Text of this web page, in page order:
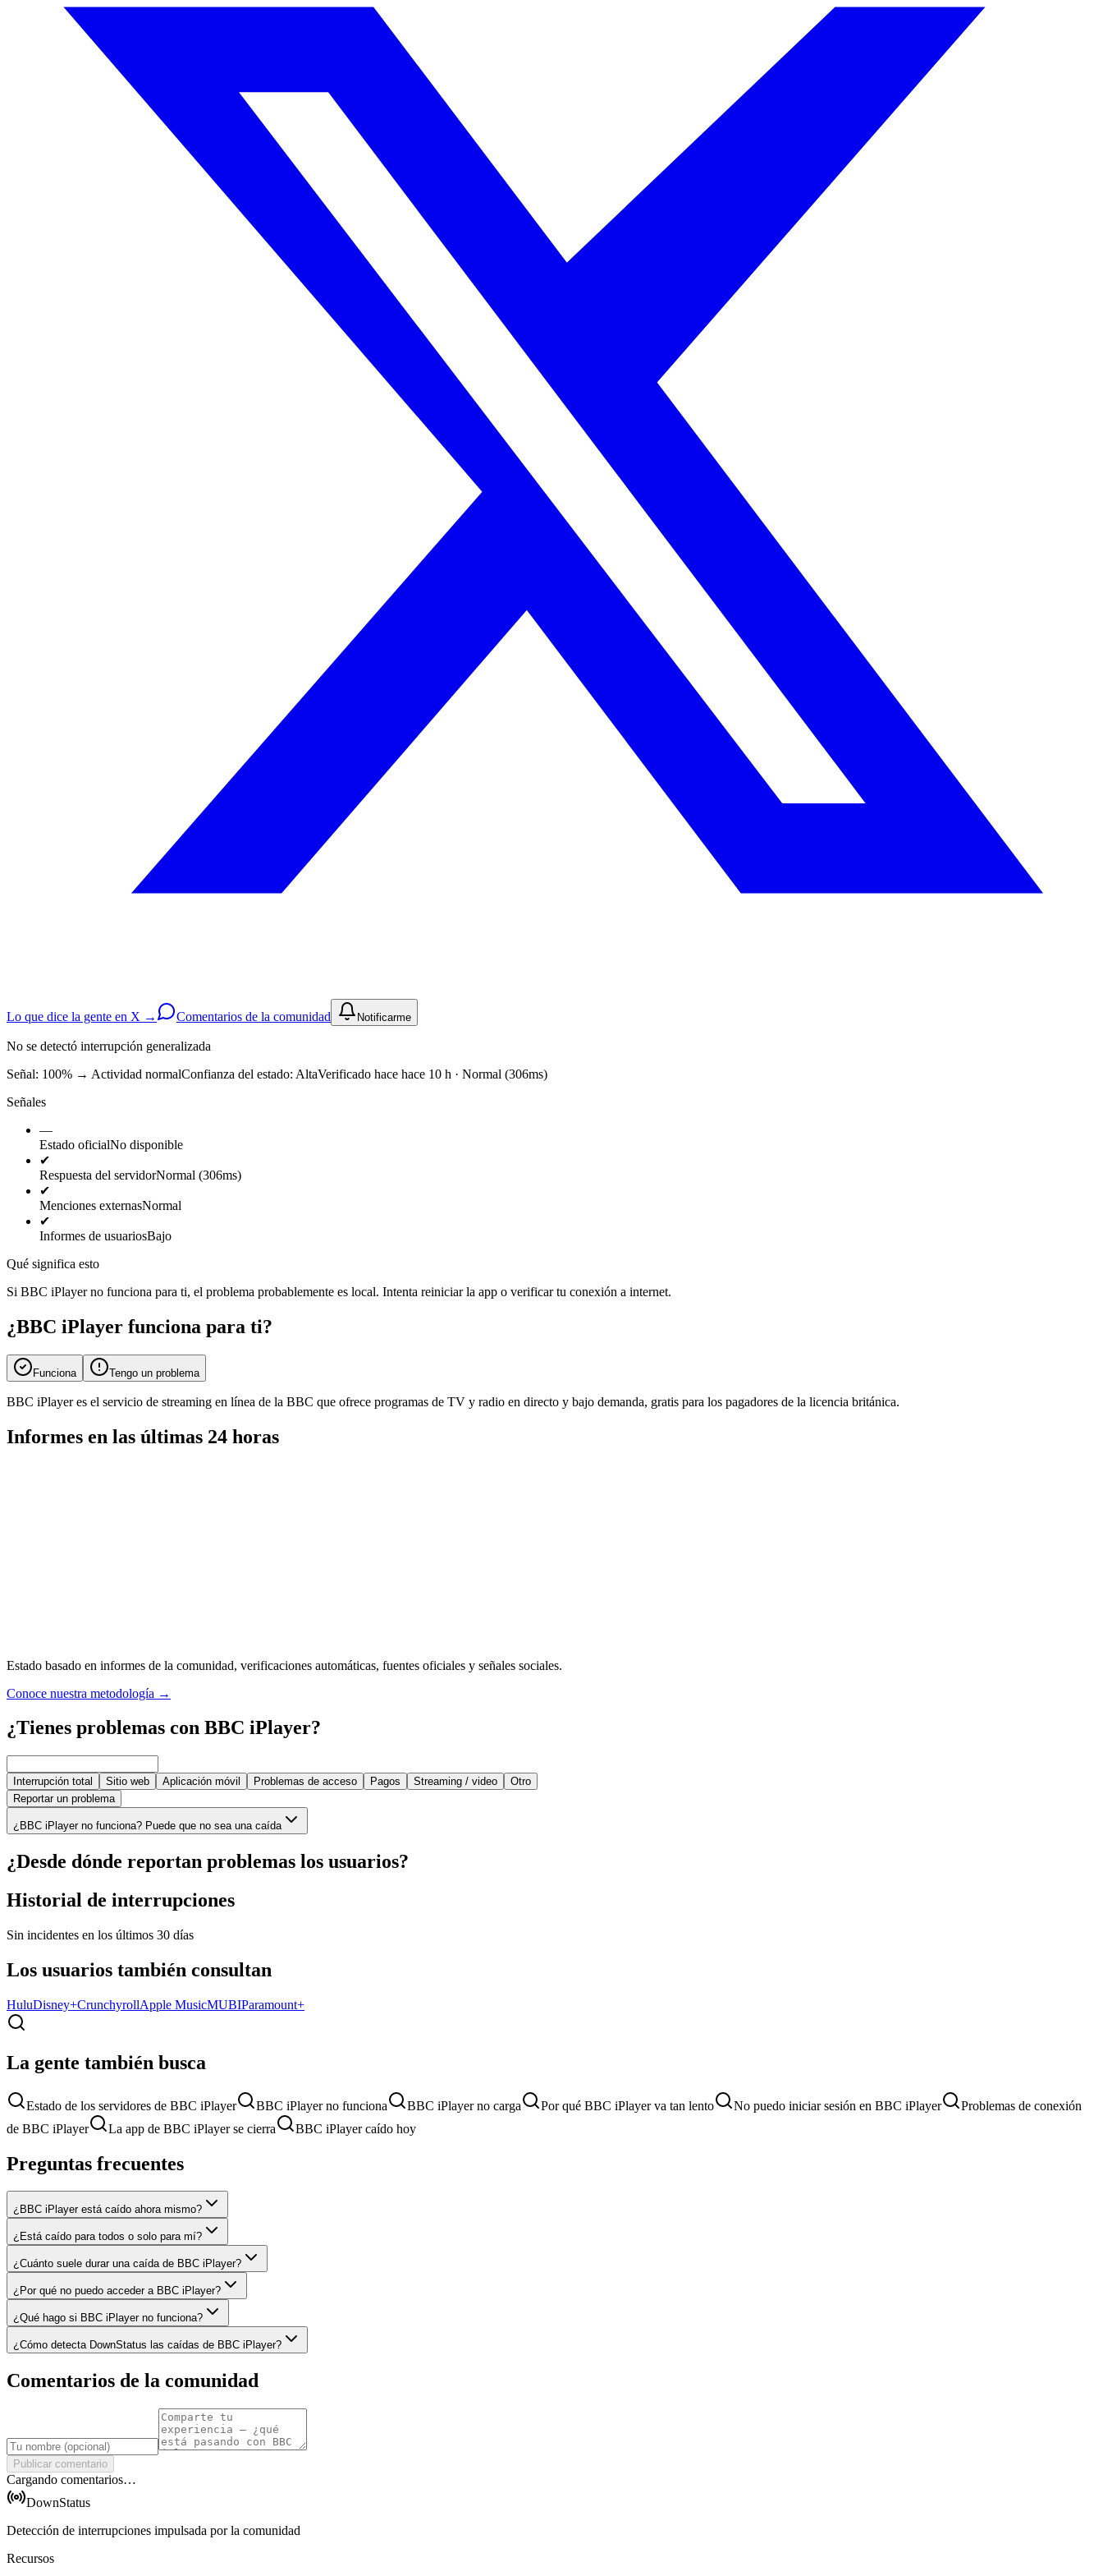
Lo que dice la gente en X → Comentarios de la comunidad Notificarme
No se detectó interrupción generalizada
Señal: 100% → Actividad normalConfianza del estado: AltaVerificado hace hace 10 h · Normal (306ms)
Señales
—
Estado oficialNo disponible
✔
Respuesta del servidorNormal (306ms)
✔
Menciones externasNormal
✔
Informes de usuariosBajo
Qué significa esto
Si BBC iPlayer no funciona para ti, el problema probablemente es local. Intenta reiniciar la app o verificar tu conexión a internet.
¿BBC iPlayer funciona para ti?
Funciona Tengo un problema
BBC iPlayer es el servicio de streaming en línea de la BBC que ofrece programas de TV y radio en directo y bajo demanda, gratis para los pagadores de la licencia británica.
Informes en las últimas 24 horas
Estado basado en informes de la comunidad, verificaciones automáticas, fuentes oficiales y señales sociales.
Conoce nuestra metodología →
¿Tienes problemas con BBC iPlayer?
Interrupción total Sitio web Aplicación móvil Problemas de acceso Pagos Streaming / video
Otro
Reportar un problema
¿BBC iPlayer no funciona? Puede que no sea una caída
¿Desde dónde reportan problemas los usuarios?
Historial de interrupciones
Sin incidentes en los últimos 30 días
Los usuarios también consultan
HuluDisney+CrunchyrollApple MusicMUBIParamount+
La gente también busca
Estado de los servidores de BBC iPlayer BBC iPlayer no funciona BBC iPlayer no carga Por qué BBC iPlayer va tan lento No puedo iniciar sesión en BBC iPlayer
Problemas de conexión
de BBC iPlayer
La app de BBC iPlayer se cierra BBC iPlayer caído hoy
Preguntas frecuentes
¿BBC iPlayer está caído ahora mismo?
¿Está caído para todos o solo para mí?
¿Cuánto suele durar una caída de BBC iPlayer?
¿Por qué no puedo acceder a BBC iPlayer?
¿Qué hago si BBC iPlayer no funciona?
¿Cómo detecta DownStatus las caídas de BBC iPlayer?
Comentarios de la comunidad
Publicar comentario
Cargando comentarios…
DownStatus
Detección de interrupciones impulsada por la comunidad
Recursos